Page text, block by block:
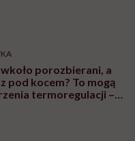
porozbierani, a
pod kocem? To mogą
termoregulacji –